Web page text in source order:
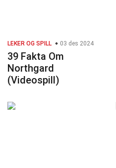
LEKER OG SPILL 03 des 2024
39 Fakta Om
Northgard
(Videospill)